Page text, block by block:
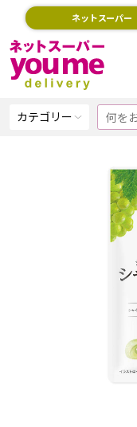
ネットスーパー
カテゴリー